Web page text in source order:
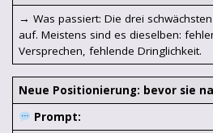
→ Was passiert: Die drei
auf. Meistens sind es dieselben:
Versprechen, fehlende Dringlichkeit.
Neue Positionierung: bevor sie
Prompt: